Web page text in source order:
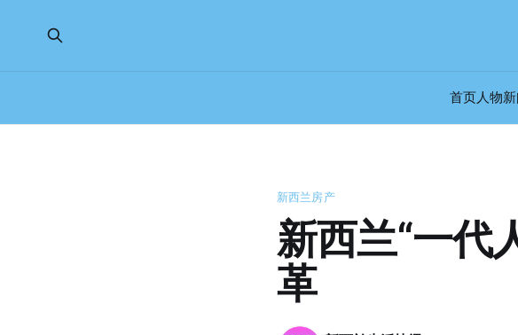
首页人物
新西兰房产
新西兰“一代
革